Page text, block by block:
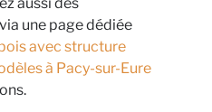
une page dédiée
avec structure
à Pacy-sur-Eure